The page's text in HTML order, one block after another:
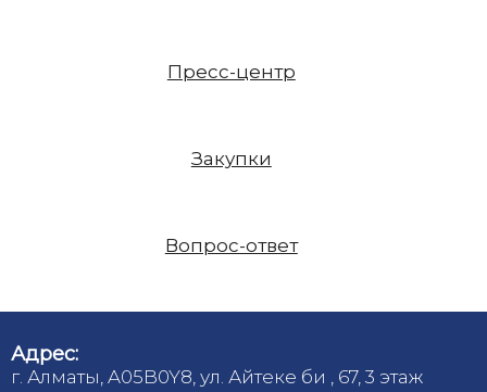
Пресс-центр
Закупки
Вопрос-ответ
Адрес:
г. Алматы, A05B0Y8, ул. Айтеке би , 67, 3 этаж